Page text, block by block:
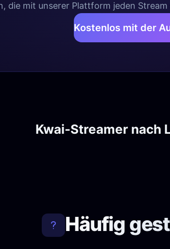
die mit unserer Plattform jeden
Kostenlos mit der
Kwai-Streamer nach
Häufig